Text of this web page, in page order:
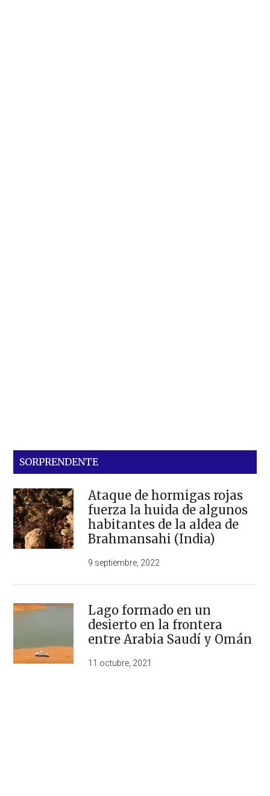
SORPRENDENTE
Ataque de hormigas rojas
fuerza la huida de algunos
habitantes de la aldea de
Brahmansahi (India)
9 septiembre, 2022
Lago formado en un
desierto en la frontera
entre Arabia Saudí y Omán
11 octubre, 2021